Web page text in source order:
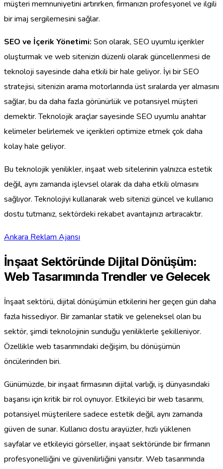
müşteri memnuniyetini artırırken, firmanızın profesyonel ve ilgili
bir imaj sergilemesini sağlar.
SEO ve İçerik Yönetimi: Son olarak, SEO uyumlu içerikler
oluşturmak ve web sitenizin düzenli olarak güncellenmesi de
teknoloji sayesinde daha etkili bir hale geliyor. İyi bir SEO
stratejisi, sitenizin arama motorlarında üst sıralarda yer almasını
sağlar, bu da daha fazla görünürlük ve potansiyel müşteri
demektir. Teknolojik araçlar sayesinde SEO uyumlu anahtar
kelimeler belirlemek ve içerikleri optimize etmek çok daha
kolay hale geliyor.
Bu teknolojik yenilikler, inşaat web sitelerinin yalnızca estetik
değil, aynı zamanda işlevsel olarak da daha etkili olmasını
sağlıyor. Teknolojiyi kullanarak web sitenizi güncel ve kullanıcı
dostu tutmanız, sektördeki rekabet avantajınızı artıracaktır.
Ankara Reklam Ajansı
İnşaat Sektöründe Dijital Dönüşüm:
Web Tasarımında Trendler ve Gelecek
İnşaat sektörü, dijital dönüşümün etkilerini her geçen gün daha
fazla hissediyor. Bir zamanlar statik ve geleneksel olan bu
sektör, şimdi teknolojinin sunduğu yeniliklerle şekilleniyor.
Özellikle web tasarımındaki değişim, bu dönüşümün
öncülerinden biri.
Günümüzde, bir inşaat firmasının dijital varlığı, iş dünyasındaki
başarısı için kritik bir rol oynuyor. Etkileyici bir web tasarımı,
potansiyel müşterilere sadece estetik değil, aynı zamanda
güven de sunar. Kullanıcı dostu arayüzler, hızlı yüklenen
sayfalar ve etkileyici görseller, inşaat sektöründe bir firmanın
profesyonelliğini ve güvenilirliğini yansıtır. Web tasarımında